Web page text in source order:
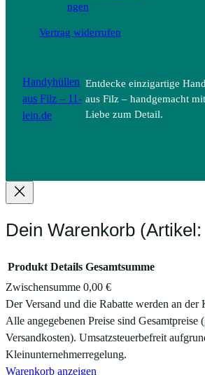
ngen
Vertrag widerrufen
Handyhüllen
aus Filz – 11-
lein.de
Entdecke einzigartige
aus Filz – handgemacht
Liebe zum Detail.
Dein Warenkorb (Artikel:
Produkte
im
Warenkorb
Produkt Details Gesamtsumme
Zwischensumme 0,00 €
Der Versand und die Rabatte werden an der
Alle angegebenen Preise sind Gesamtpreise
Versandkosten). Umsatzsteuerbefreit
Kleinunternehmerregelung.
Warenkorb anzeigen